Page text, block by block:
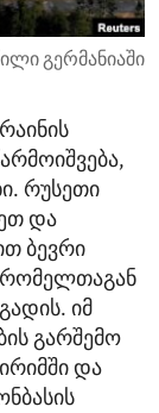
გერმანიაში
რუსეთი
და
ბევრი
რომელთაგან
იმ
გარშემო
და